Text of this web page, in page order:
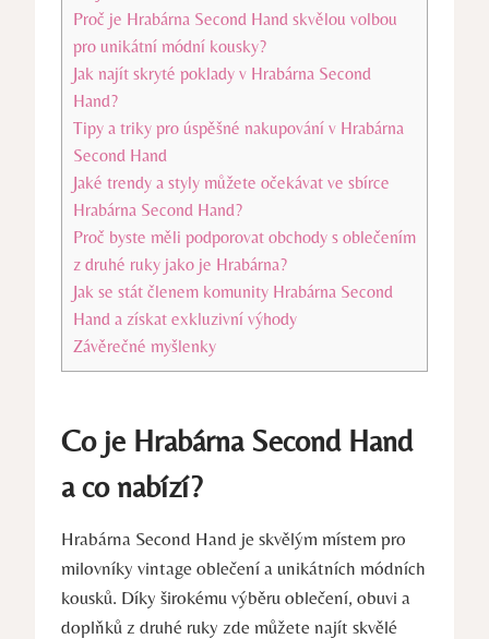
Proč je Hrabárna Second Hand skvělou volbou
pro unikátní módní kousky?
Jak najít skryté poklady v Hrabárna Second
Hand?
Tipy a triky pro úspěšné nakupování v Hrabárna
Second Hand
Jaké trendy a styly můžete očekávat ve sbírce
Hrabárna Second Hand?
Proč byste měli podporovat obchody s oblečením
z druhé ruky jako je Hrabárna?
Jak se stát členem komunity Hrabárna Second
Hand a získat exkluzivní výhody
Závěrečné myšlenky
Co je Hrabárna Second Hand
a co nabízí?
Hrabárna Second Hand je skvělým místem pro
milovníky vintage oblečení a unikátních módních
kousků. Díky širokému výběru oblečení, obuvi a
doplňků z druhé ruky zde můžete najít skvělé